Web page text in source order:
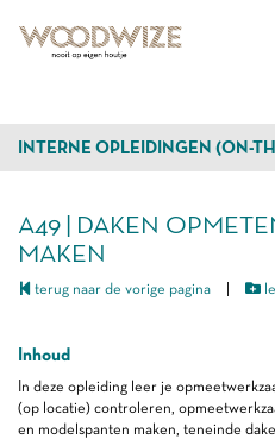
INTERNE OPLEIDINGEN (ON-
A49 | DAKEN
MAKEN
terug naar de vorige pagina
Inhoud
In deze opleiding leer je
(op locatie) controleren,
en modelspanten maken, teneinde